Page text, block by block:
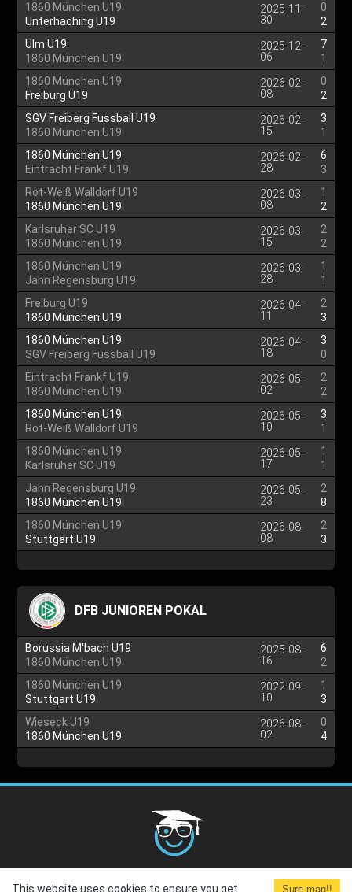
1860 München U19
Unterhaching U19
2025-11-
30
0
2
Ulm U19
1860 München U19
2025-12-
06
7
1
1860 München U19
Freiburg U19
2026-02-
08
0
2
SGV Freiberg Fussball U19
1860 München U19
2026-02-
15
3
1
1860 München U19
Eintracht Frankf U19
2026-02-
28
6
3
Rot-Weiß Walldorf U19
1860 München U19
2026-03-
08
1
2
Karlsruher SC U19
1860 München U19
2026-03-
15
2
2
1860 München U19
Jahn Regensburg U19
2026-03-
28
1
1
Freiburg U19
1860 München U19
2026-04-
11
2
3
1860 München U19
SGV Freiberg Fussball U19
2026-04-
18
3
0
Eintracht Frankf U19
1860 München U19
2026-05-
02
2
2
1860 München U19
Rot-Weiß Walldorf U19
2026-05-
10
3
1
1860 München U19
Karlsruher SC U19
2026-05-
17
1
1
Jahn Regensburg U19
1860 München U19
2026-05-
23
2
8
1860 München U19
Stuttgart U19
2026-08-
08
2
3
DFB JUNIOREN POKAL
Borussia M'bach U19
1860 München U19
2025-08-
16
6
2
1860 München U19
Stuttgart U19
2022-09-
10
1
3
Wieseck U19
1860 München U19
2026-08-
02
0
4
Terms and
This website uses cookies to ensure you get Sure man!!